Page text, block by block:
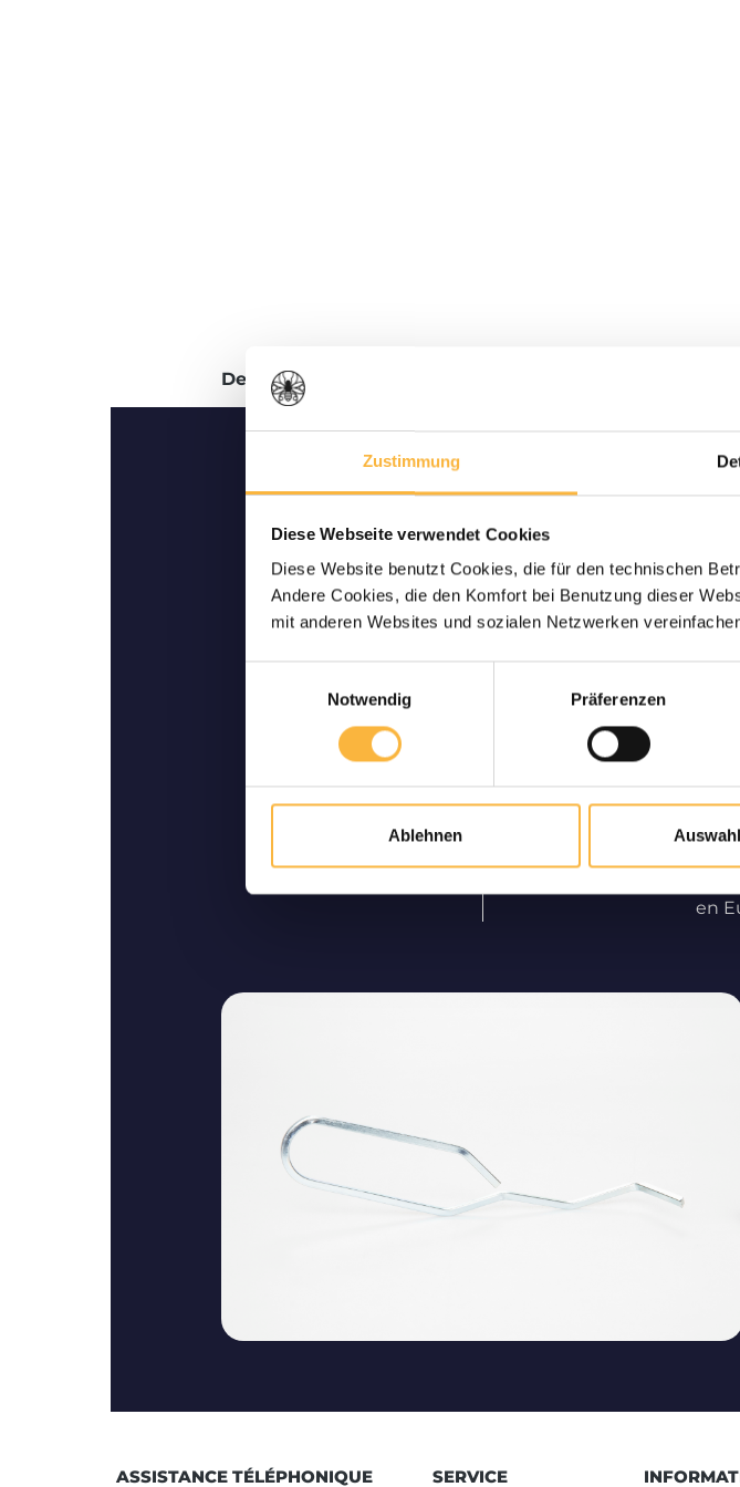
Zustimmung
Diese Webseite verwendet Cookies
Diese Website benutzt Cookies, die für den technischen
Andere Cookies, die den Komfort bei Benutzung dieser
mit anderen Websites und sozialen Netzwerken
Notwendig
Präferenzen
Ablehnen
Description
Garantie de Livraison Vivante chez
vous
Jusqu’à votre domicile: nous vous garantissons une
Apiculture
Profitez de notre
en
ASSISTANCE TÉLÉPHONIQUE
SERVICE